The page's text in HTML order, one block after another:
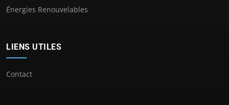
Énergies Renouvelables
LIENS UTILES
Contact